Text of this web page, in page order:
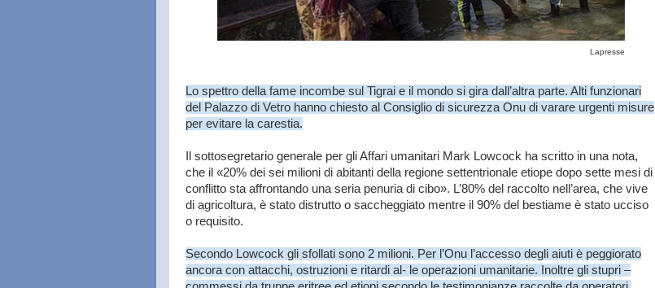
Lapresse
Lo spettro della fame incombe sul Tigrai e il mondo si gira dall’altra parte. Alti funzionari
del Palazzo di Vetro hanno chiesto al Consiglio di sicurezza Onu di varare urgenti misure
per evitare la carestia.
Il sottosegretario generale per gli Affari umanitari Mark Lowcock ha scritto in una nota,
che il «20% dei sei milioni di abitanti della regione settentrionale etiope dopo sette mesi di
conflitto sta affrontando una seria penuria di cibo». L’80% del raccolto nell’area, che vive
di agricoltura, è stato distrutto o saccheggiato mentre il 90% del bestiame è stato ucciso
o requisito.
Secondo Lowcock gli sfollati sono 2 milioni. Per l’Onu l’accesso degli aiuti è peggiorato
ancora con attacchi, ostruzioni e ritardi al- le operazioni umanitarie. Inoltre gli stupri –